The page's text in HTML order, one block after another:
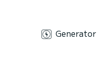
Generator